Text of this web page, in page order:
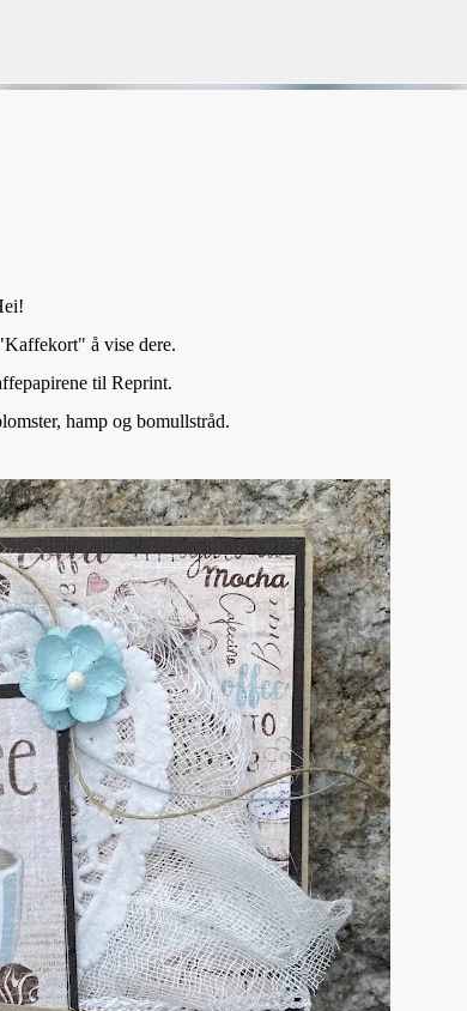
å vise dere.
til Reprint.
hamp og bomullstråd.